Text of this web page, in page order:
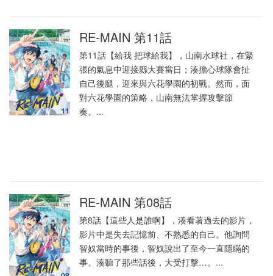
RE-MAIN 第11話
第11話【給我 把球給我】，山南水球社，在緊
張的氣息中迎接縣大賽當日；湊擔心球隊會扯
自己後腿，迎來與六花學園的初戰。然而，面
對六花學園的策略，山南無法掌握攻擊節
奏。...
RE-MAIN 第08話
第8話【這些人是誰啊】，湊看著過去的影片，
影片中是失去記憶前、不熟悉的自己。他詢問
智奴當時的事後，智奴說出了至今一直隱瞞的
事。湊聽了那些話後，大受打擊…。...